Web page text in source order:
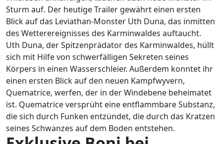
Sturm auf. Der heutige Trailer gewährt einen ersten
Blick auf das Leviathan-Monster Uth Duna, das inmitten
des Wetterereignisses des Karminwaldes auftaucht.
Uth Duna, der Spitzenprädator des Karminwaldes, hüllt
sich mit Hilfe von schwerfälligen Sekreten seines
Körpers in einen Wasserschleier. Außerdem konntet ihr
einen ersten Blick auf den neuen Kampfwyvern,
Quematrice, werfen, der in der Windebene beheimatet
ist. Quematrice versprüht eine entflammbare Substanz,
die sich durch Funken entzündet, die durch das Kratzen
seines Schwanzes auf dem Boden entstehen.